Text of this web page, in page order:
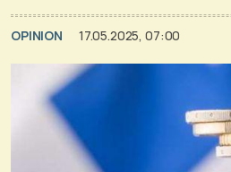
OPINION 17.05.2025, 07:00